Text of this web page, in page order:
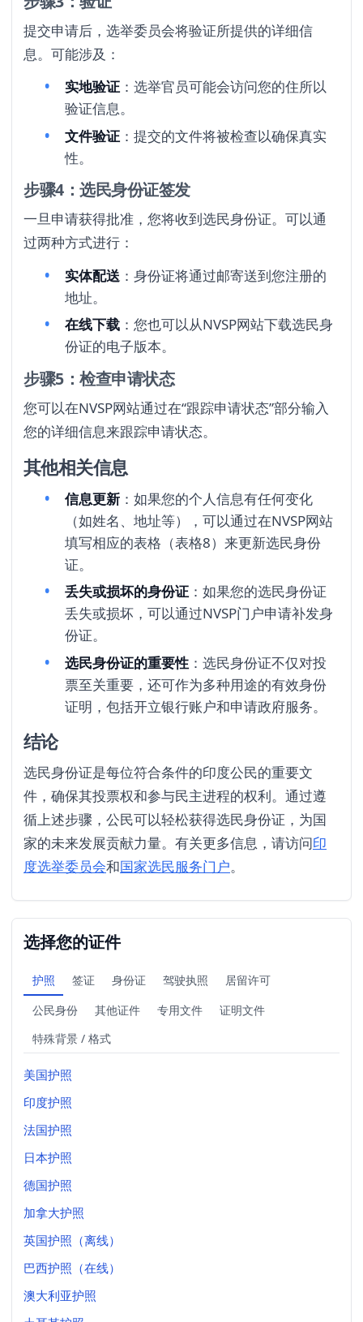
提交申请后，选举委员会将验证所提供的详细信
息。可能涉及：
实地验证 ：选举官员可能会访问您的住所以
验证信息。
文件验证 ：提交的文件将被检查以确保真实
性。
步骤4：选民身份证签发
一旦申请获得批准，您将收到选民身份证。可以通
过两种方式进行：
实体配送 ：身份证将通过邮寄送到您注册的
地址。
在线下载 ：您也可以从NVSP网站下载选民身
份证的电子版本。
步骤5：检查申请状态
您可以在NVSP网站通过在“跟踪申请状态”部分输入
您的详细信息来跟踪申请状态。
其他相关信息
信息更新 ：如果您的个人信息有任何变化
（如姓名、地址等），可以通过在NVSP网站
填写相应的表格（表格8）来更新选民身份
证。
丢失或损坏的身份证 ：如果您的选民身份证
丢失或损坏，可以通过NVSP门户申请补发身
份证。
选民身份证的重要性 ：选民身份证不仅对投
票至关重要，还可作为多种用途的有效身份
证明，包括开立银行账户和申请政府服务。
结论
选民身份证是每位符合条件的印度公民的重要文
件，确保其投票权和参与民主进程的权利。通过遵
循上述步骤，公民可以轻松获得选民身份证，为国
家的未来发展贡献力量。有关更多信息，请访问印
度选举委员会和国家选民服务门户。
选择您的证件
护照 签证 身份证 驾驶执照
居留许可
公民身份
其他证件 专用文件
证明文件
特殊背景 / 格式
美国护照
印度护照
法国护照
日本护照
德国护照
加拿大护照
英国护照（离线）
巴西护照（在线）
澳大利亚护照